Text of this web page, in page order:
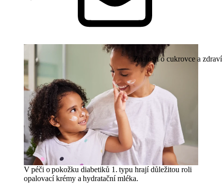
Znalosti o cukrovce a zdraví
V péči o pokožku diabetiků 1. typu hrají důležitou roli
opalovací krémy a hydratační mléka.